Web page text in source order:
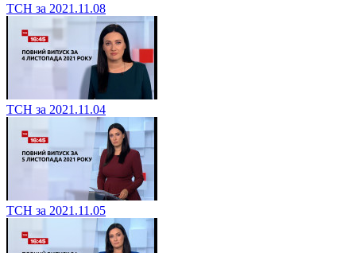
ТСН за 2021.11.08
ТСН за 2021.11.04
ТСН за 2021.11.05